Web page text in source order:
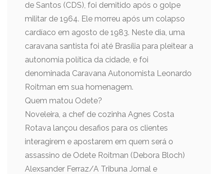
de Santos (CDS), foi demitido após o golpe
militar de 1964. Ele morreu após um colapso
cardíaco em agosto de 1983. Neste dia, uma
caravana santista foi até Brasília para pleitear a
autonomia política da cidade, e foi
denominada Caravana Autonomista Leonardo
Roitman em sua homenagem.
Quem matou Odete?
Noveleira, a chef de cozinha Agnes Costa
Rotava lançou desafios para os clientes
interagirem e apostarem em quem será o
assassino de Odete Roitman (Debora Bloch)
Alexsander Ferraz/A Tribuna Jornal e